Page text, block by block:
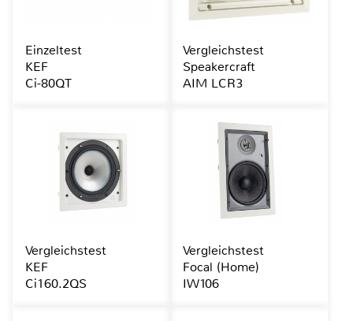
Einzeltest
KEF
Ci-80QT
Vergleichstest
Speakercraft
AIM LCR3
Vergleichstest
KEF
Ci160.2QS
Vergleichstest
Focal (Home)
IW106